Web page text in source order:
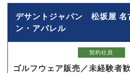
デサントジャパン 松坂屋 名
ン・アパレル
契約社員
ゴルフウェア販売／未経験者